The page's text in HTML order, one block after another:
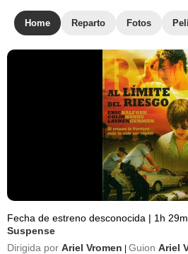
Home Reparto Fotos
Fecha de estreno desconocida | 1h
Suspense
Dirigida por Ariel Vromen Guion Ariel